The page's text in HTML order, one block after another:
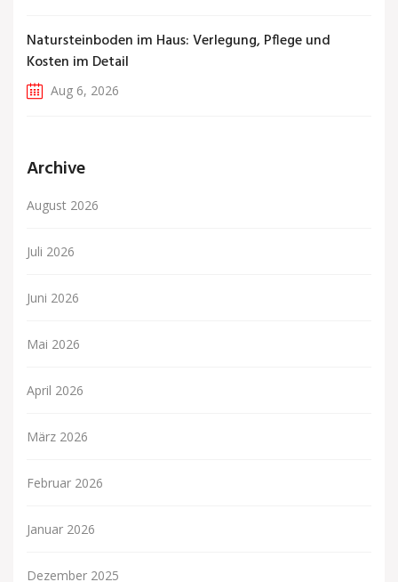
Natursteinboden im Haus: Verlegung, Pflege und
Kosten im Detail
Aug 6, 2026
Archive
August 2026
Juli 2026
Juni 2026
Mai 2026
April 2026
März 2026
Februar 2026
Januar 2026
Dezember 2025